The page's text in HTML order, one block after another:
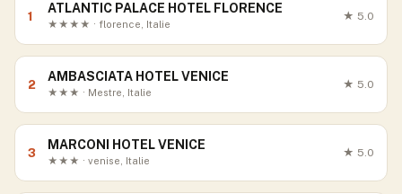
1
ATLANTIC PALACE HOTEL FLORENCE
★★★★ · florence, Italie
★ 5.0
2
AMBASCIATA HOTEL VENICE
★★★ · Mestre, Italie
★ 5.0
3
MARCONI HOTEL VENICE
★★★ · venise, Italie
★ 5.0